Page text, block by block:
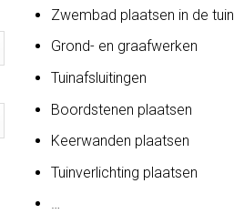
Zwembad plaatsen in de tuin
Grond- en graafwerken
Tuinafsluitingen
Boordstenen plaatsen
Keerwanden plaatsen
Tuinverlichting plaatsen
…